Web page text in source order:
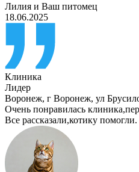
Лилия и Ваш питомец
18.06.2025
Клиника
Лидер
Воронеж, г Воронеж, ул
Очень понравилась
Все рассказали,котику помогли.